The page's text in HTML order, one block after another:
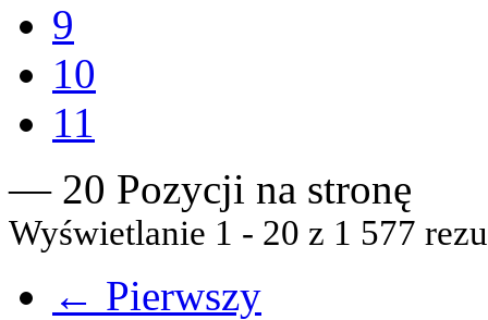
9
10
11
— 20 Pozycji na stronę
Wyświetlanie 1 - 20 z 1 577
← Pierwszy